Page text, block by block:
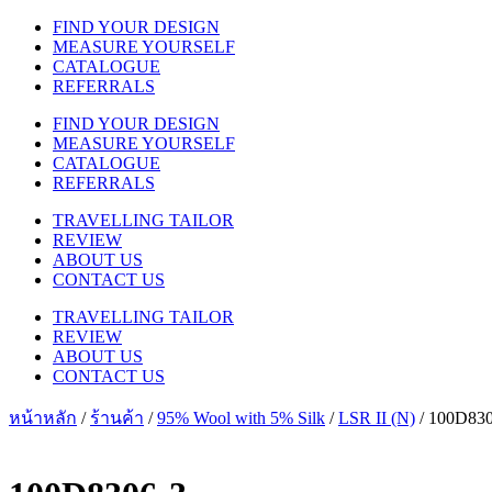
FIND YOUR DESIGN
MEASURE YOURSELF
CATALOGUE
REFERRALS
FIND YOUR DESIGN
MEASURE YOURSELF
CATALOGUE
REFERRALS
TRAVELLING TAILOR
REVIEW
ABOUT US
CONTACT US
TRAVELLING TAILOR
REVIEW
ABOUT US
CONTACT US
หน้าหลัก / ร้านค้า /95% Wool with 5% Silk /LSR II (N) /